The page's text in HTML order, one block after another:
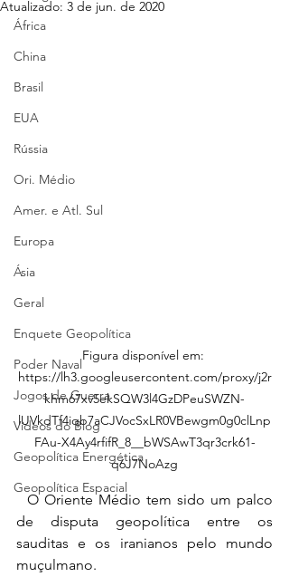
África
China
Brasil
EUA
Rússia
Ori. Médio
Amer. e Atl. Sul
Europa
Ásia
Geral
Enquete Geopolítica
Poder Naval
Jogos de Guerra
Vídeos do Blog
Geopolítica Energética
Geopolítica Espacial
Atualizado: 3 de jun. de 2020
Figura disponível em:
https://lh3.googleusercontent.com/proxy/j2r
khm67xv5ekSQW3l4GzDPeuSWZN-
lUVkdTf4iqb7aCJVocSxLR0VBewgm0g0clLnp
FAu-X4Ay4rfifR_8__bWSAwT3qr3crk61-
q6J7NoAzg
de disputa geopolítica entre os
sauditas e os iranianos pelo mundo
muçulmano.